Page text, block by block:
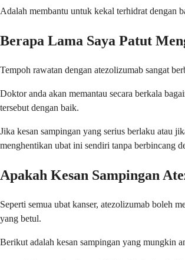
Adalah membantu untuk kekal terhidrat dengan
Berapa Lama Saya Patut
Tempoh rawatan dengan atezolizumab sangat
Doktor anda akan memantau secara berkala
tersebut dengan baik.
Jika kesan sampingan yang serius berlaku atau
menghentikan ubat ini sendiri tanpa berbincang
Apakah Kesan Sampingan
Seperti semua ubat kanser, atezolizumab boleh
yang betul.
Berikut adalah kesan sampingan yang mungkin